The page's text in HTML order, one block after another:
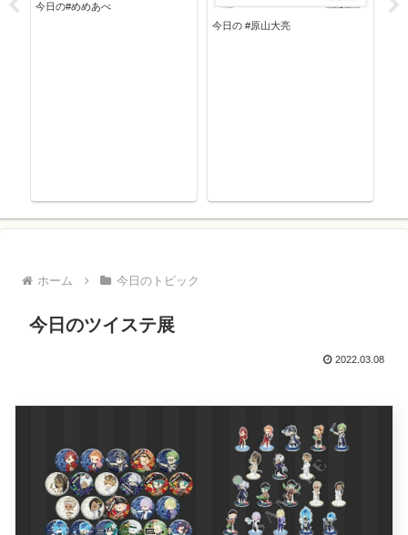
今日の#めめあべ
今日の #原山大亮
ホーム 今日のトピック
今日のツイステ展
2022.03.08